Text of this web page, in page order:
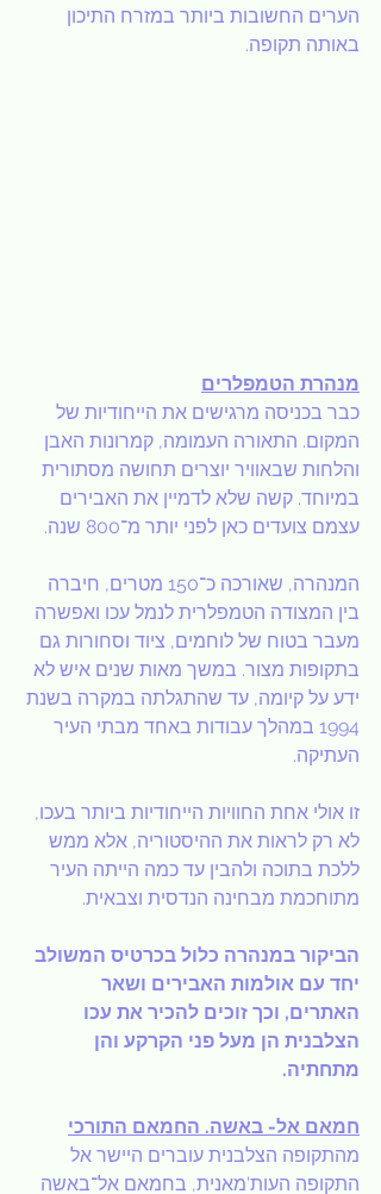
הערים החשובות ביותר במזרח התיכון
באותה תקופה.
מנהרת הטמפלרים
כבר בכניסה מרגישים את הייחודיות של
המקום. התאורה העמומה, קמרונות האבן
והלחות שבאוויר יוצרים תחושה מסתורית
במיוחד. קשה שלא לדמיין את האבירים
עצמם צועדים כאן לפני יותר מ־800 שנה.
המנהרה, שאורכה כ־150 מטרים, חיברה
בין המצודה הטמפלרית לנמל עכו ואפשרה
מעבר בטוח של לוחמים, ציוד וסחורות גם
בתקופות מצור. במשך מאות שנים איש לא
ידע על קיומה, עד שהתגלתה במקרה בשנת
1994 במהלך עבודות באחד מבתי העיר
העתיקה.
זו אולי אחת החוויות הייחודיות ביותר בעכו,
לא רק לראות את ההיסטוריה, אלא ממש
ללכת בתוכה ולהבין עד כמה הייתה העיר
מתוחכמת מבחינה הנדסית וצבאית.
הביקור במנהרה כלול בכרטיס המשולב
יחד עם אולמות האבירים ושאר
האתרים, וכך זוכים להכיר את עכו
הצלבנית הן מעל פני הקרקע והן
מתחתיה.
חמאם אל- באשה. החמאם התורכי
מהתקופה הצלבנית עוברים היישר אל
התקופה העות'מאנית, בחמאם אל־באשה